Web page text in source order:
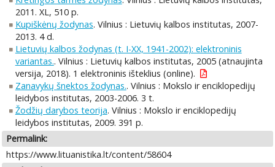
2011. XL, 510 p.
Kupiškėnų žodynas. Vilnius : Lietuvių kalbos institutas, 2007-
2013. 4 d.
Lietuvių kalbos žodynas (t. I-XX, 1941-2002): elektroninis
variantas.. Vilnius : Lietuvių kalbos institutas, 2005 (atnaujinta
versija, 2018). 1 elektroninis išteklius (online).
Zanavykų šnektos žodynas.. Vilnius : Mokslo ir enciklopedijų
leidybos institutas, 2003-2006. 3 t.
Žodžių darybos teorija. Vilnius : Mokslo ir enciklopedijų
leidybos institutas, 2009. 391 p.
Permalink:
https://www.lituanistika.lt/content/58604